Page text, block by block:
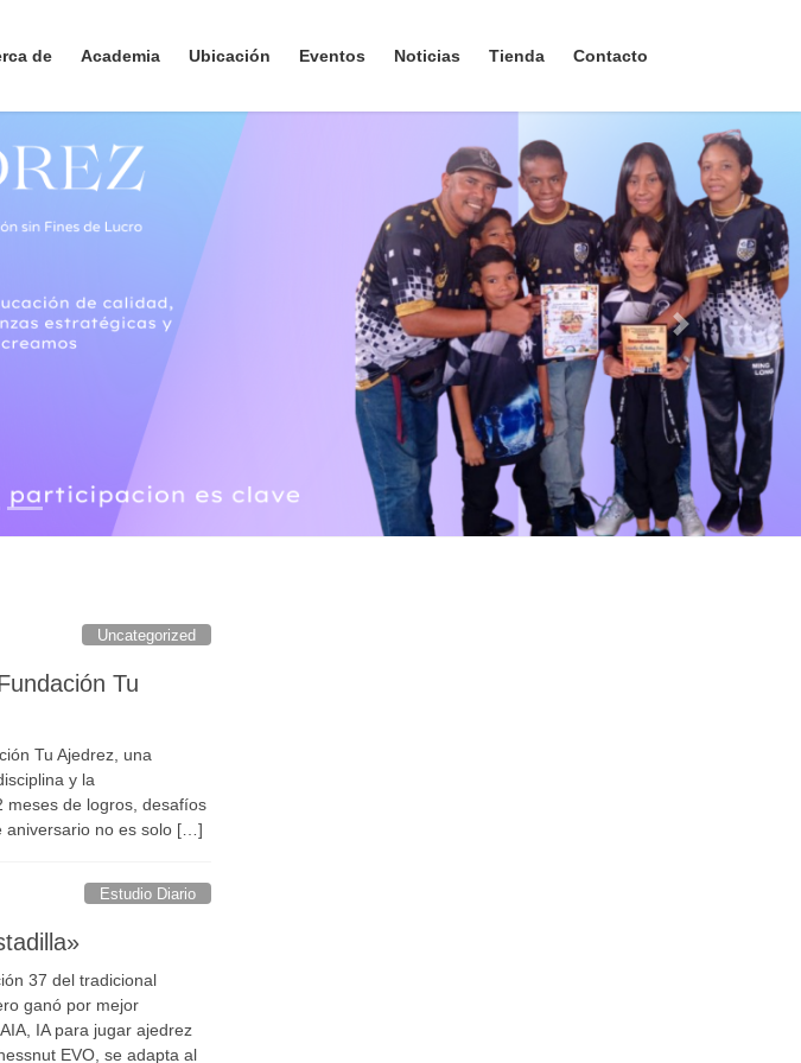
de Academia Ubicación Eventos Noticias Tienda Contacto
Next
Uncategorized
Tu
Tu Ajedrez, una
y la
meses de logros, desafíos
aniversario no es solo […]
Estudio Diario
37 del tradicional
ganó por mejor
IA para jugar ajedrez
EVO, se adapta al